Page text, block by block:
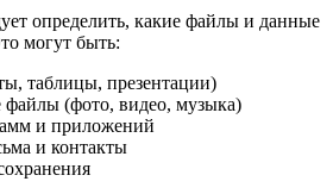
определить, какие файлы и данные
могут быть:
таблицы, презентации)
(фото, видео, музыка)
и приложений
и контакты